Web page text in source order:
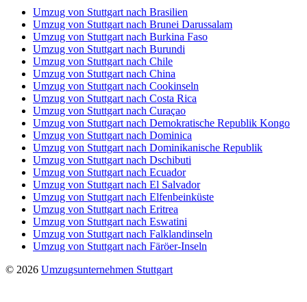
Umzug von Stuttgart nach Brasilien
Umzug von Stuttgart nach Brunei Darussalam
Umzug von Stuttgart nach Burkina Faso
Umzug von Stuttgart nach Burundi
Umzug von Stuttgart nach Chile
Umzug von Stuttgart nach China
Umzug von Stuttgart nach Cookinseln
Umzug von Stuttgart nach Costa Rica
Umzug von Stuttgart nach Curaçao
Umzug von Stuttgart nach Demokratische Republik Kongo
Umzug von Stuttgart nach Dominica
Umzug von Stuttgart nach Dominikanische Republik
Umzug von Stuttgart nach Dschibuti
Umzug von Stuttgart nach Ecuador
Umzug von Stuttgart nach El Salvador
Umzug von Stuttgart nach Elfenbeinküste
Umzug von Stuttgart nach Eritrea
Umzug von Stuttgart nach Eswatini
Umzug von Stuttgart nach Falklandinseln
Umzug von Stuttgart nach Färöer-Inseln
© 2026 Umzugsunternehmen Stuttgart